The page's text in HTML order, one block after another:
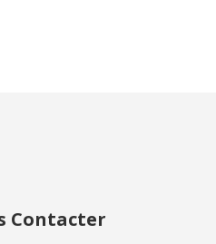
Contacter